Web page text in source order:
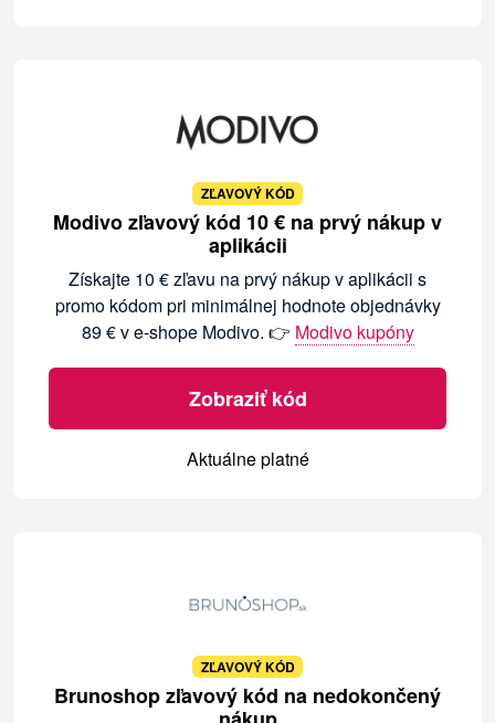
ZĽAVOVÝ KÓD
Modivo zľavový kód 10 € na prvý nákup v
aplikácii
Získajte 10 € zľavu na prvý nákup v aplikácii s
promo kódom pri minimálnej hodnote objednávky
89 € v e-shope Modivo. 👉 Modivo kupóny
Zobraziť kód
Aktuálne platné
ZĽAVOVÝ KÓD
Brunoshop zľavový kód na nedokončený